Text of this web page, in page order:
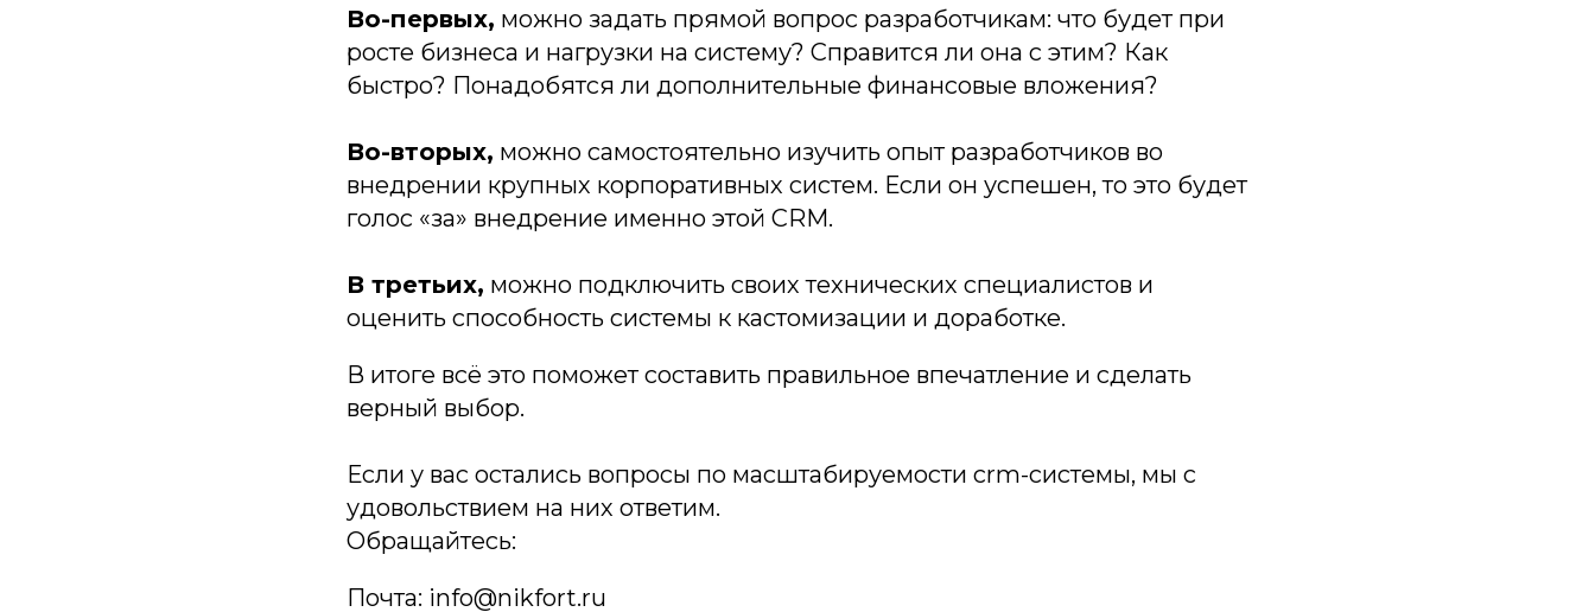
Во-первых, можно задать прямой вопрос разработчикам: что будет при
росте бизнеса и нагрузки на систему? Справится ли она с этим? Как
быстро? Понадобятся ли дополнительные финансовые вложения?
Во-вторых, можно самостоятельно изучить опыт разработчиков во
внедрении крупных корпоративных систем. Если он успешен, то это будет
голос «за» внедрение именно этой CRM.
В третьих, можно подключить своих технических специалистов и
оценить способность системы к кастомизации и доработке.
В итоге всё это поможет составить правильное впечатление и сделать
верный выбор.
Если у вас остались вопросы по масштабируемости crm-системы, мы с
удовольствием на них ответим.
Обращайтесь:
Почта: info@nikfort.ru